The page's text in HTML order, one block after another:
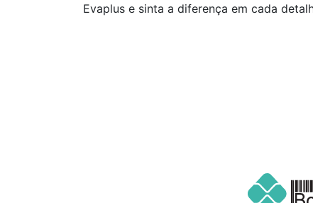
Evaplus e sinta a diferença em cada